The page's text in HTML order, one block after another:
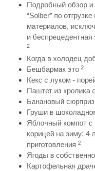
Подробный обзор и
“Solber” по
материалов,
и
2
Когда в холодец
Бешбармак это 2
Кекс с луком -
Паштет из кролика
Банановый сюрприз
Груши в
Яблочный компот с
корицей на зиму: 4
приготовления 2
Ягоды в
Картофельная